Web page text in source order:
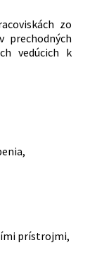
zo
prechodných
vedúcich k
prístrojmi,